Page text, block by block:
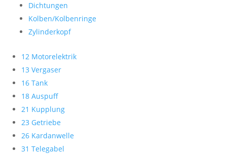
Dichtungen
Kolben/Kolbenringe
Zylinderkopf
12 Motorelektrik
13 Vergaser
16 Tank
18 Auspuff
21 Kupplung
23 Getriebe
26 Kardanwelle
31 Telegabel